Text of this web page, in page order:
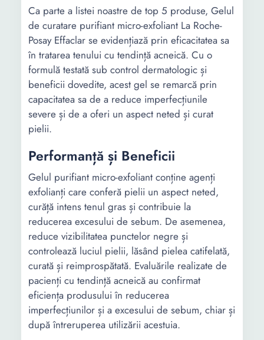
Ca parte a listei noastre de top 5 produse, Gelul
de curatare purifiant micro-exfoliant La Roche-
Posay Effaclar se evidențiază prin eficacitatea sa
în tratarea tenului cu tendință acneică. Cu o
formulă testată sub control dermatologic și
beneficii dovedite, acest gel se remarcă prin
capacitatea sa de a reduce imperfecțiunile
severe și de a oferi un aspect neted și curat
pielii.
Performanță și Beneficii
Gelul purifiant micro-exfoliant conține agenți
exfolianți care conferă pielii un aspect neted,
curăță intens tenul gras și contribuie la
reducerea excesului de sebum. De asemenea,
reduce vizibilitatea punctelor negre și
controlează luciul pielii, lăsând pielea catifelată,
curată și reimprospătată. Evaluările realizate de
pacienți cu tendință acneică au confirmat
eficiența produsului în reducerea
imperfecțiunilor și a excesului de sebum, chiar și
după întreruperea utilizării acestuia.